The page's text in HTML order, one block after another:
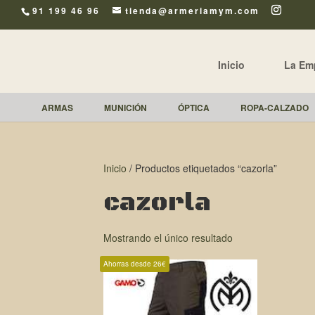
91 199 46 96 tienda@armeriamym.com
Inicio La
ARMAS MUNICIÓN ÓPTICA ROPA-CALZADO
Inicio / Productos etiquetados “cazorla”
cazorla
Mostrando el único resultado
Ahorras desde 26€